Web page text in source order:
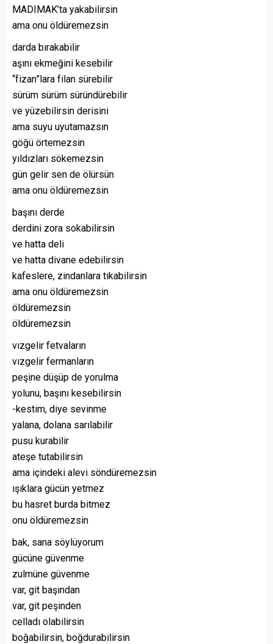
MADIMAK’ta yakabilirsin
ama onu öldüremezsin
darda bırakabilir
aşını ekmeğini kesebilir
“fizan”lara filan sürebilir
sürüm sürüm süründürebilir
ve yüzebilirsin derisini
ama suyu uyutamazsın
göğü örtemezsin
yıldızları sökemezsin
gün gelir sen de ölürsün
ama onu öldüremezsin
başını derde
derdini zora sokabilirsin
ve hatta deli
ve hatta divane edebilirsin
kafeslere, zindanlara tıkabilirsin
ama onu öldüremezsin
öldüremezsin
öldüremezsin
vızgelir fetvaların
vızgelir fermanların
peşine düşüp de yorulma
yolunu, başını kesebilirsin
-kestim, diye sevinme
yalana, dolana sarılabilir
pusu kurabilir
ateşe tutabilirsin
ama içindeki alevi söndüremezsin
ışıklara gücün yetmez
bu hasret burda bitmez
onu öldüremezsin
bak, sana söylüyorum
gücüne güvenme
zulmüne güvenme
var, git başından
var, git peşinden
celladı olabilirsin
boğabilirsin, boğdurabilirsin